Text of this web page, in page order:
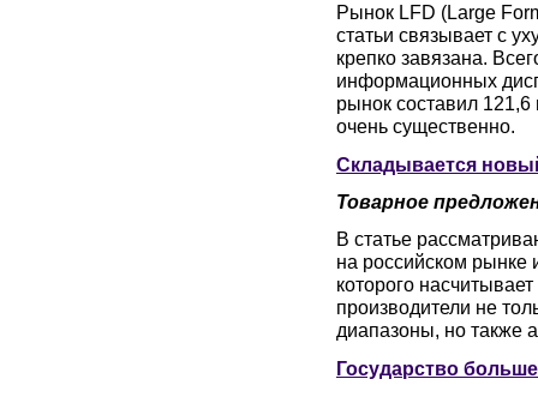
Рынок LFD (Large
статьи связывает с
крепко завязана.
информационных
рынок составил
очень существенно.
Складывается
Товарное
В статье
на российском рынке
которого
производители не
диапазоны, но также
Государство